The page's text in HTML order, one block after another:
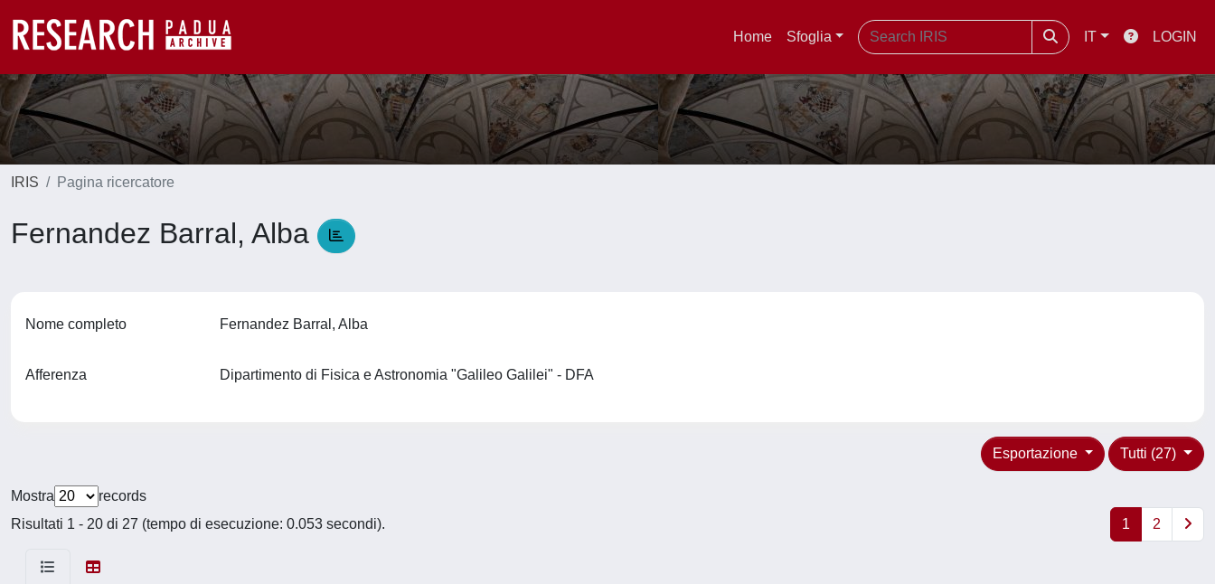
Home Sfoglia IT LOGIN
IRIS Pagina ricercatore
Fernandez Barral, Alba
Nome completo Fernandez Barral, Alba
Afferenza Dipartimento di Fisica e Astronomia "Galileo Galilei" - DFA
Tutti (27)
Esportazione
Mostra
records
Risultati 1 - 20 di 27 (tempo di esecuzione: 0.053 secondi).
1 2